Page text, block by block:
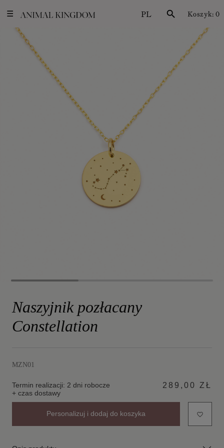
☰ PL search Koszyk: 0
Naszyjnik pozłacany
Constellation
MZN01
Termin realizacji: 2 dni robocze
+ czas dostawy
289,00 ZŁ
Personalizuj i dodaj do koszyka favorite_border